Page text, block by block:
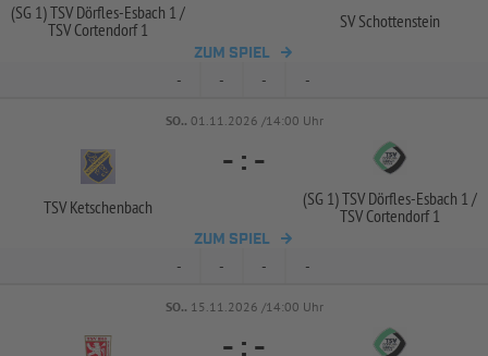
(SG 1) TSV Dörfles-Esbach 1 /
TSV Cortendorf 1
SV Schottenstein
ZUM SPIEL
- - - -
SO.. 01.11.2026 /14:00 Uhr
TSV Ketschenbach
- : -
(SG 1) TSV Dörfles-Esbach 1 /
TSV Cortendorf 1
ZUM SPIEL
- - - -
SO.. 15.11.2026 /14:00 Uhr
- : -